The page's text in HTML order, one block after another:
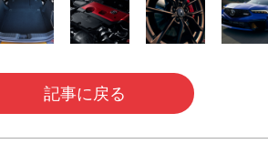
記事に戻る